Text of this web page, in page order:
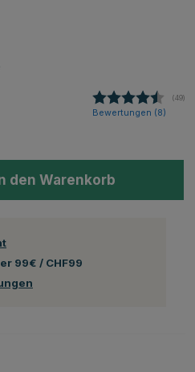
(49)
Bewertungen (8)
den Warenkorb
99€ / CHF99